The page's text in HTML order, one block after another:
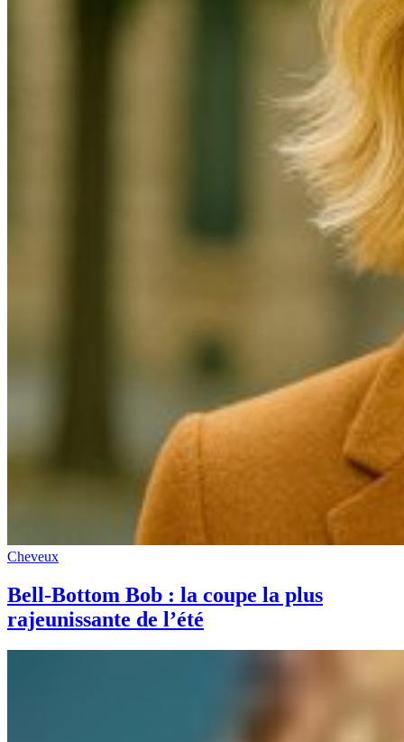
Cheveux
Bell-Bottom Bob : la coupe la plus
rajeunissante de l’été